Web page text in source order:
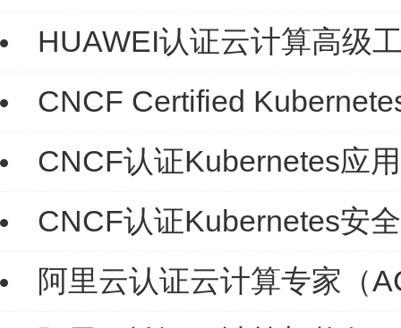
HUAWEI认证云计算高级
CNCF Certified
CNCF认证Kubernetes应
CNCF认证Kubernetes安
阿里云认证云计算专家（